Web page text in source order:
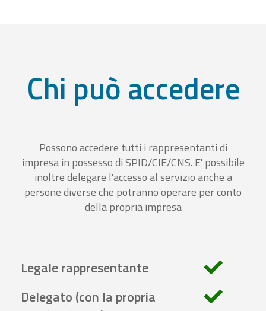
Chi può accedere
Possono accedere tutti i rappresentanti di
impresa in possesso di SPID/CIE/CNS. E' possibile
inoltre delegare l'accesso al servizio anche a
persone diverse che potranno operare per conto
della propria impresa
Legale rappresentante
Delegato (con la propria